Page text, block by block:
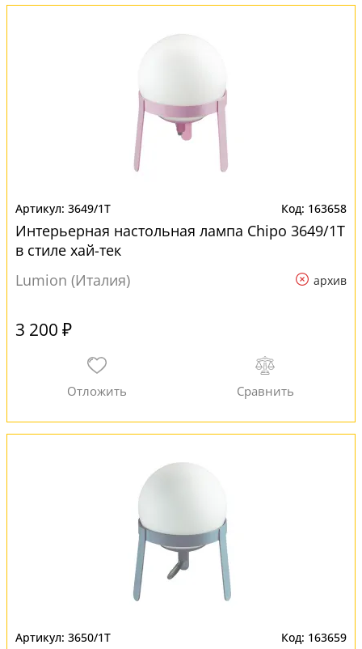
3649/1T 163658
Интерьерная настольная лампа Chipo 3649/1T
в стиле хай-тек
Lumion (Италия)
архив
3 200 ₽
3650/1T 163659